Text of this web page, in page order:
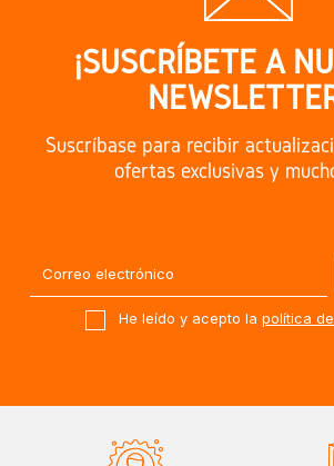
¡SUSCRÍBETE A
Suscríbase para recibir
ofertas exclusivas y
He leído y acepto la política